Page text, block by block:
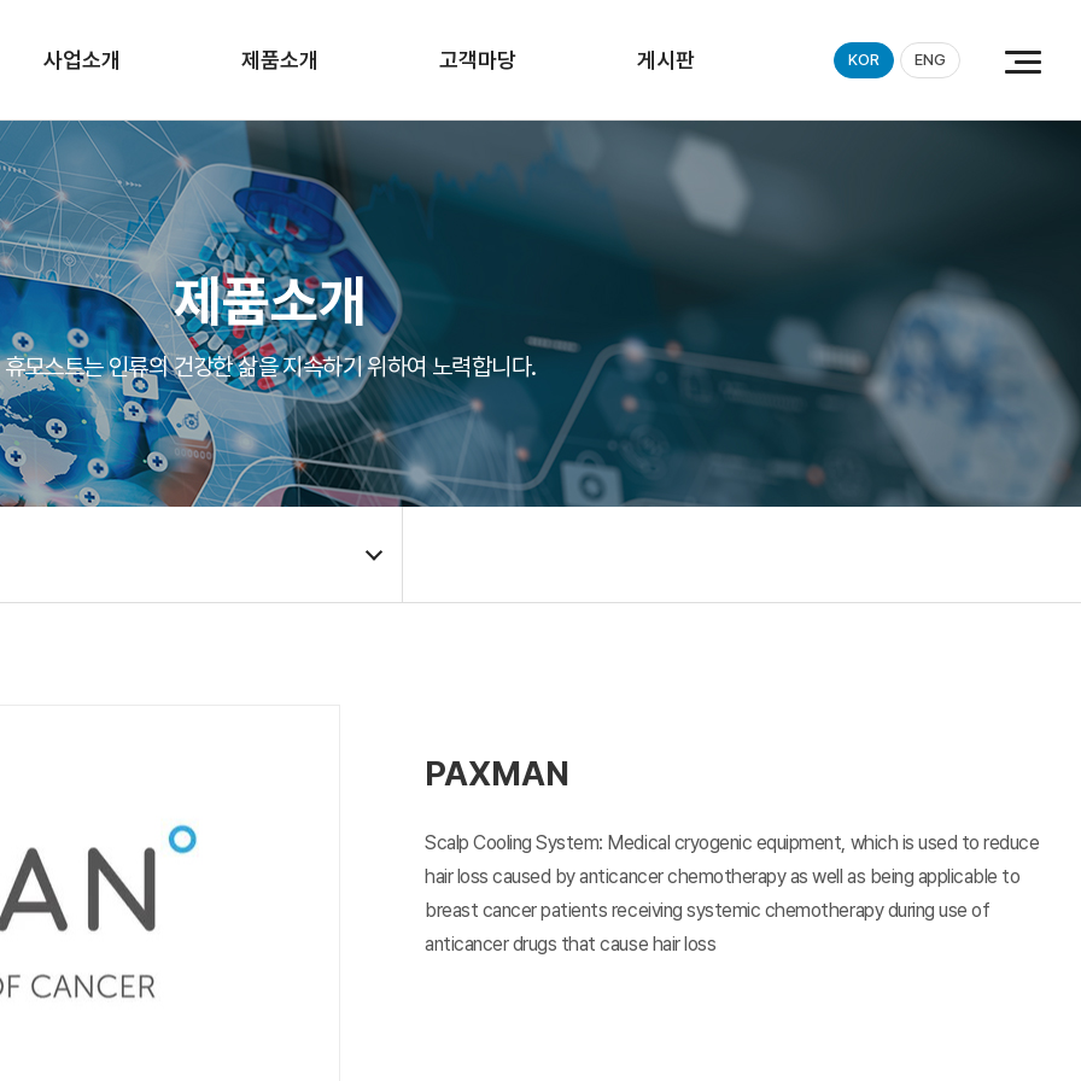
사업소개
의료기기
의약품
Eco
제품소개
의료기기
고객마당
전자주문
게시판
갤러리
KOR ENG
제품소개
휴모스트는 인류의 건강한 삶을 지속하기 위하여 노력합니다.
PAXMAN
Scalp Cooling System: Medical cryogenic equipment, which is used to reduce
hair loss caused by anticancer chemotherapy as well as being applicable to
breast cancer patients receiving systemic chemotherapy during use of
anticancer drugs that cause hair loss